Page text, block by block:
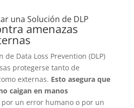
una Solución de DLP
amenazas
Data Loss Prevention (DLP)
protegerse tanto de
externas. Esto asegura que
caigan en manos
por un error humano o por un